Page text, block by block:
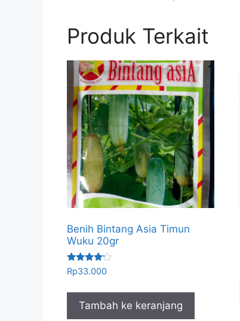
Produk Terkait
Benih Bintang Asia Timun
Wuku 20gr
Dinilai
4.00
Rp33.000
Tambah ke keranjang